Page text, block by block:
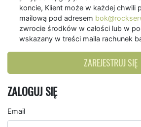
koncie, Klient może w każdej chwili
mailową pod adresem
zwrocie środków w całości lub w
wskazany w treści maila rachunek
ZAREJESTRUJ SIĘ
ZALOGUJ SIĘ
Email